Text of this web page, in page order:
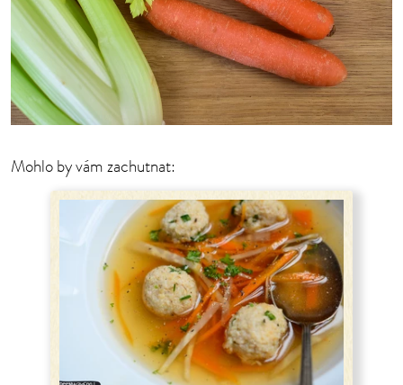
Mohlo by vám zachutnat: